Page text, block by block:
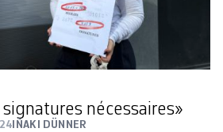
nécessaires»
IÑAKI DÜNNER